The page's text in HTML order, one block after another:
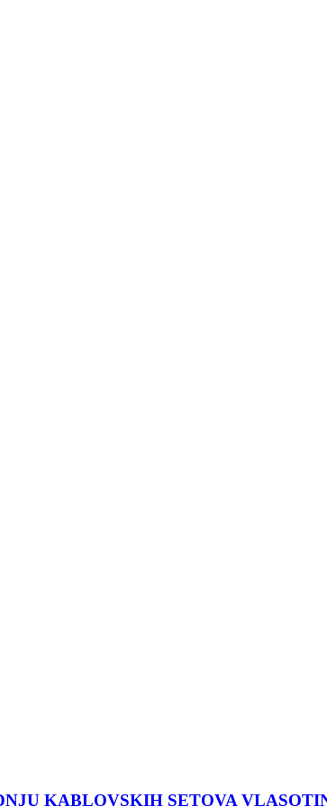
KABLOVSKIH SETOVA